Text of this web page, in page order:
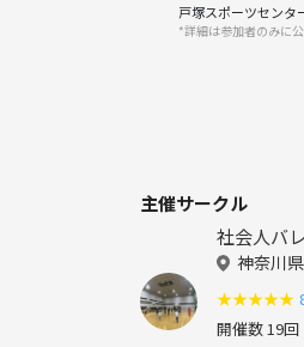
戸塚スポーツセンタ
*詳細は参加者のみに
主催サークル
社会人バ
神奈川県
★★★★★
開催数 19回